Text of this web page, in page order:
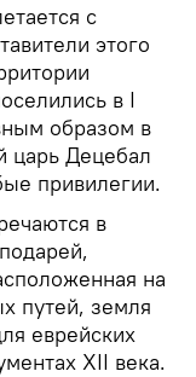
с
этого
в I
образом в
царь Децебал
привилегии.
в
на
путей, земля
еврейских
XII века.